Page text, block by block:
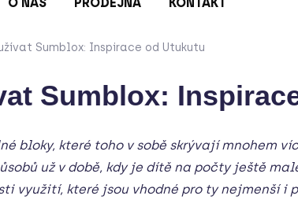
Sumblox: Inspirace od Utukutu
Sumblox:
bloky, které toho v sobě skrývají mnohem
už v době, kdy je dítě na počty ještě
využití, které jsou vhodné pro ty nejmenší i